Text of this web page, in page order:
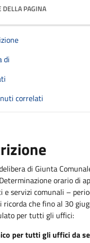
DELLA PAGINA
di
correlati
di Giunta
orario di
e servizi comunali –
ricorda che fino al 30
per tutti gli uffici:
per tutti gli uffici da